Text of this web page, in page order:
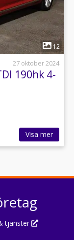
12
27 oktober 2024
190hk 4-
Visa mer
tjänster